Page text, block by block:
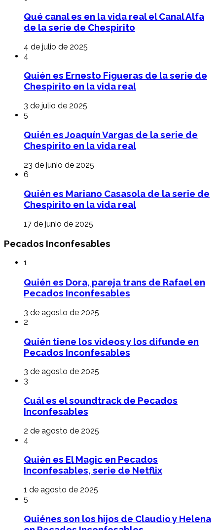
Qué canal es en la vida real el Canal Alfa
de la serie de Chespirito
4 de julio de 2025
4
Quién es Ernesto Figueras de la serie de
Chespirito en la vida real
3 de julio de 2025
5
Quién es Joaquín Vargas de la serie de
Chespirito en la vida real
23 de junio de 2025
6
Quién es Mariano Casasola de la serie de
Chespirito en la vida real
17 de junio de 2025
Pecados Inconfesables
1
Quién es Dora, pareja trans de Rafael en
Pecados Inconfesables
3 de agosto de 2025
2
Quién tiene los videos y los difunde en
Pecados Inconfesables
3 de agosto de 2025
3
Cuál es el soundtrack de Pecados
Inconfesables
2 de agosto de 2025
4
Quién es El Magic en Pecados
Inconfesables, serie de Netflix
1 de agosto de 2025
5
Quiénes son los hijos de Claudio y Helena